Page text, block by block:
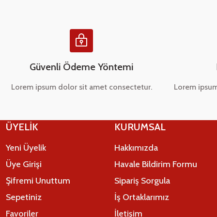
Bu ürüne benzer farklı alternatifler olmalı.
Güvenli Ödeme Yöntemi
Lorem ipsum dolor sit amet consectetur. Lorem
ÜYELİK
Yeni Üyelik
Üye Girişi
Şifremi Unuttum
Sepetiniz
Favoriler
KURUMSAL
Hakkımızda
Havale Bildirim Formu
Sipariş Sorgula
İş Ortaklarımız
İletişim